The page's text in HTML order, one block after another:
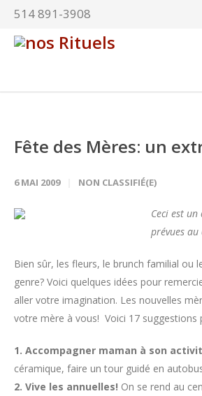
514 891-3908
Fête des Mères: un
6 MAI 2009 NON CLASSIFIÉ(E)
Ceci est
prévues
Bien sûr, les fleurs, le brunch familial ou
genre? Voici quelques idées pour
aller votre imagination. Les nouvelles
votre mère à vous! Voici 17 suggestions
1. Accompagner maman à son
céramique, faire un tour guidé en
2. Vive les annuelles! On se rend au